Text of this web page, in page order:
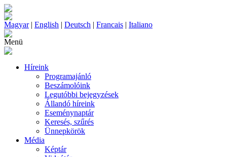
Magyar| English | Deutsch | Francais | Italiano
Menü
Híreink
Programajánló
Beszámolóink
Legutóbbi bejegyzések
Állandó híreink
Eseménynaptár
Keresés, szűrés
Ünnepkörök
Média
Képtár